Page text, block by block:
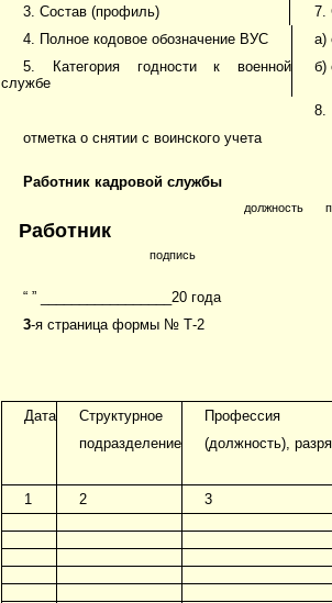
3. Состав (профиль)
7.
4. Полное кодовое обозначение ВУС
а)
5. Категория годности к военной
службе
б)
8.
отметка о снятии с воинского учета
Работник кадровой службы
должность
Работник
подпись
“ ” _________________20 года
3-я страница формы № Т-2
Дата
Структурное
подразделение
Профессия
(должность),
1 2 3